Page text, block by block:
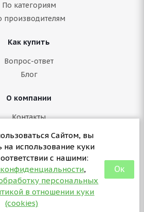
Сайтом, вы
на использование куки
с нашими:
,
персональных
в отношении куки
(cookies)
Ок
- запчасти для медицинского
По категориям
производителям
Как купить
Вопрос-ответ
Блог
О компании
Контакты
конфиденциальности
персональных данных
отношении куки (cookies)
+7 (3412) 57-07-29